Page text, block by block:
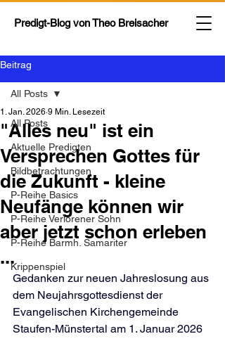
Predigt-Blog vonTheo Breisacher
Beitrag
All Posts
Aktuelle Predigten
Bildbetrachtungen
P-Reihe Basics
P-Reihe Verlorener Sohn
P-Reihe Barmh. Samariter
Krippenspiel
All Posts
"Alles neu" ist ein
Versprechen Gottes für
die Zukunft - kleine
Neufänge können wir
aber jetzt schon erleben
...
1. Jan. 2026 9 Min. Lesezeit
Gedanken zur neuen Jahreslosung aus
dem Neujahrsgottesdienst der
Evangelischen Kirchengemeinde
Staufen-Münstertal am 1. Januar 2026